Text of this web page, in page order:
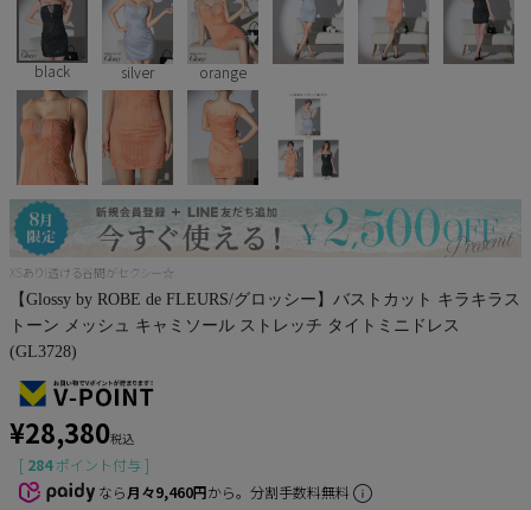
COMEX
Rechercher
Pleaser
black silver orange
XSあり!透ける谷間がセクシー☆
【Glossy by ROBE de FLEURS/グロッシー】バストカット キラキラス
トーン メッシュ キャミソール ストレッチ タイトミニドレス
(GL3728)
¥28,380税込
[ 284 ポイント付与 ]
なら月々9,460円から。分割手数料無料